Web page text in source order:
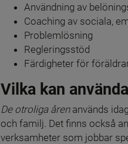
Användning av
Coaching av sociala,
Problemlösning
Regleringsstöd
Färdigheter för
Vilka kan
De otroliga åren används
och familj. Det finns också
verksamheter som jobbar